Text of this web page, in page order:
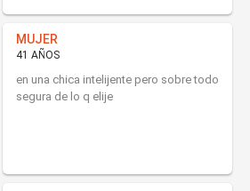
MUJER
41 AÑOS
en una chica intelijente pero sobre todo
segura de lo q elije